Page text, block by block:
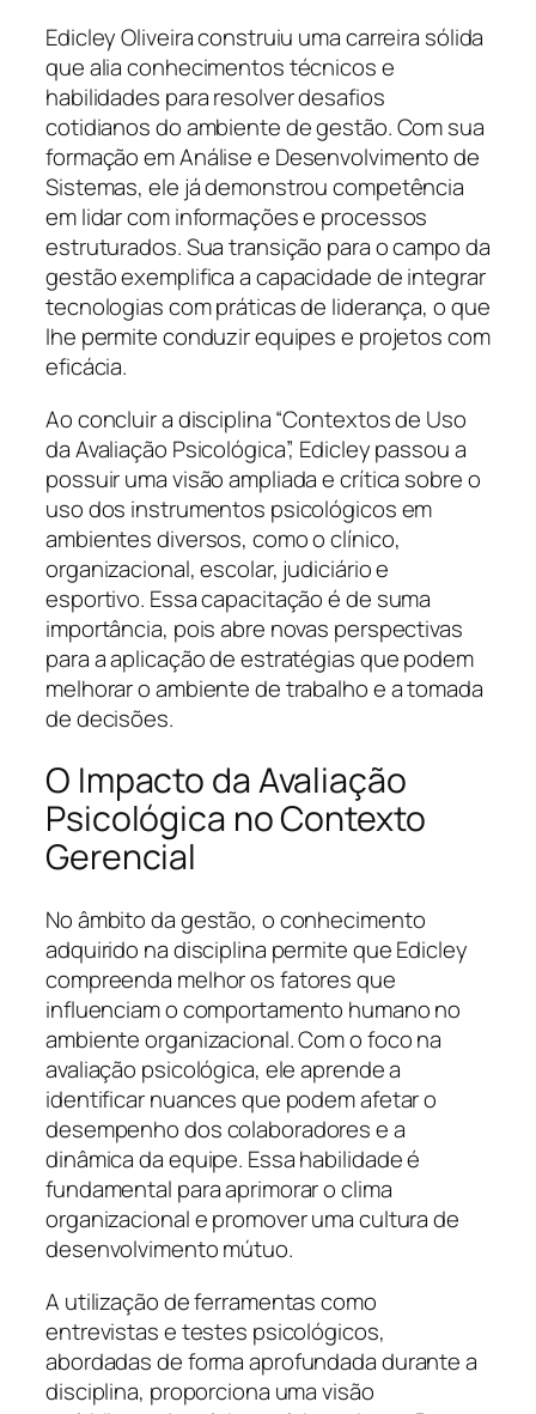
Edicley Oliveira construiu uma carreira sólida
que alia conhecimentos técnicos e
habilidades para resolver desafios
cotidianos do ambiente de gestão. Com sua
formação em Análise e Desenvolvimento de
Sistemas, ele já demonstrou competência
em lidar com informações e processos
estruturados. Sua transição para o campo da
gestão exemplifica a capacidade de integrar
tecnologias com práticas de liderança, o que
lhe permite conduzir equipes e projetos com
eficácia.
Ao concluir a disciplina “Contextos de Uso
da Avaliação Psicológica”, Edicley passou a
possuir uma visão ampliada e crítica sobre o
uso dos instrumentos psicológicos em
ambientes diversos, como o clínico,
organizacional, escolar, judiciário e
esportivo. Essa capacitação é de suma
importância, pois abre novas perspectivas
para a aplicação de estratégias que podem
melhorar o ambiente de trabalho e a tomada
de decisões.
O Impacto da Avaliação
Psicológica no Contexto
Gerencial
No âmbito da gestão, o conhecimento
adquirido na disciplina permite que Edicley
compreenda melhor os fatores que
influenciam o comportamento humano no
ambiente organizacional. Com o foco na
avaliação psicológica, ele aprende a
identificar nuances que podem afetar o
desempenho dos colaboradores e a
dinâmica da equipe. Essa habilidade é
fundamental para aprimorar o clima
organizacional e promover uma cultura de
desenvolvimento mútuo.
A utilização de ferramentas como
entrevistas e testes psicológicos,
abordadas de forma aprofundada durante a
disciplina, proporciona uma visão